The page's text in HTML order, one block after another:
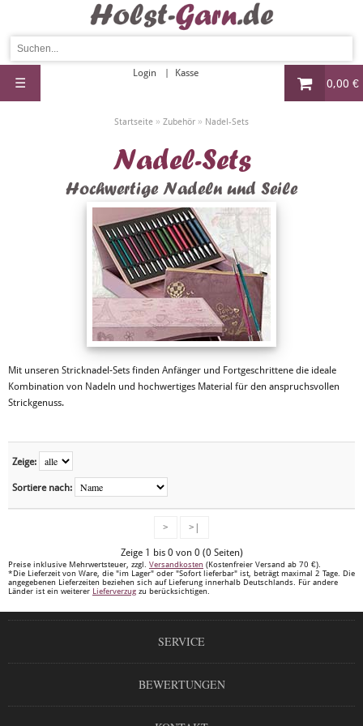
0,00 €
Login Kasse
☰
Startseite » Zubehör » Nadel-Sets
Nadel-Sets
Hochwertige Nadeln und Seile
Mit unseren Stricknadel-Sets finden Anfänger und Fortgeschrittene die ideale
Kombination von Nadeln und hochwertiges Material für den anspruchsvollen
Strickgenuss.
Zeige:
Sortiere nach:
> >|
Zeige 1 bis 0 von 0 (0 Seiten)
Preise inklusive Mehrwertsteuer, zzgl. Versandkosten (Kostenfreier Versand ab 70 €).
*Die Lieferzeit von Ware, die "im Lager" oder "Sofort lieferbar" ist, beträgt maximal 2 Tage. Die
angegebenen Lieferzeiten beziehen sich auf Lieferung innerhalb Deutschlands. Für andere
Länder ist ein weiterer Lieferverzug zu berücksichtigen.
SERVICE
BEWERTUNGEN